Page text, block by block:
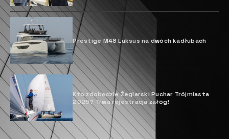
Prestige M48 Luksus na dwóch kadłubach
Kto zdobędzie Żeglarski Puchar Trójmiasta
2025? Trwa rejestracja załóg!